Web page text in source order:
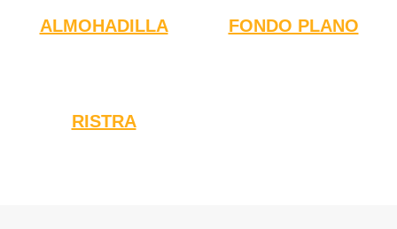
ALMOHADILLA FONDO PLANO
RISTRA